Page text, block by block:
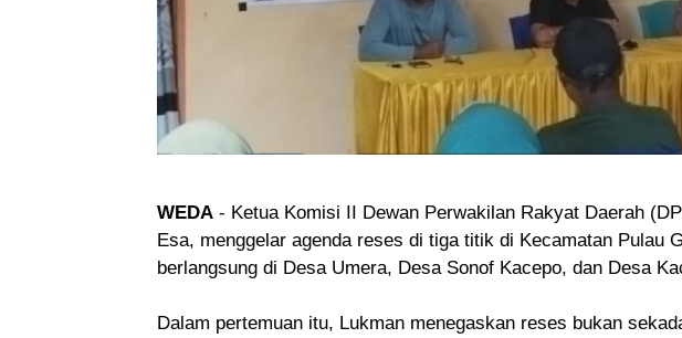
WEDA - Ketua Komisi II Dewan Perwakilan Rakyat Daerah
Esa, menggelar agenda reses di tiga titik di Kecamatan Pulau
berlangsung di Desa Umera, Desa Sonof Kacepo, dan Desa
Dalam pertemuan itu, Lukman menegaskan reses bukan